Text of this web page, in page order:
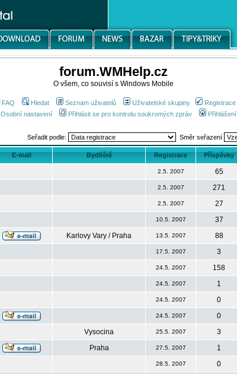
forum.WMHelp.cz
O všem, co souvisí s Windows Mobile
FAQ Hledat Seznam uživatelů Uživatelské skupiny
Registrace
Osobní nastavení
Přihlásit se pro kontrolu soukromých zpráv Přihlášení
Seřadit podle: Směr seřazení
E-mail Bydliště Registrace Příspěvky
2.5. 2007
65
2.5. 2007
271
2.5. 2007
27
10.5. 2007
37
Karlovy Vary / Praha 13.5. 2007
88
17.5. 2007
3
24.5. 2007
158
24.5. 2007
1
24.5. 2007
0
24.5. 2007
0
Vysocina 25.5. 2007
3
Praha 27.5. 2007
1
28.5. 2007
0